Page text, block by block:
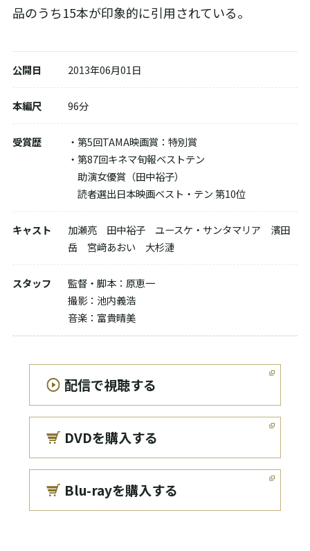
配信で視聴する
DVDを購入する
Blu-rayを購入する
品のうち15本が印象的に引用されている。
公開日 2013年06月01日
本編尺 96分
受賞歴
・第5回TAMA映画賞：特別賞
・第87回キネマ旬報ベストテン
助演女優賞（田中裕子）
読者選出日本映画ベスト・テン 第10位
キャスト
加瀬亮 田中裕子 ユースケ・サンタマリア 濱田
岳 宮﨑あおい 大杉漣
スタッフ
監督・脚本：原恵一
撮影：池内義浩
音楽：富貴晴美
配信で視聴する
DVDを購入する
Blu-rayを購入する